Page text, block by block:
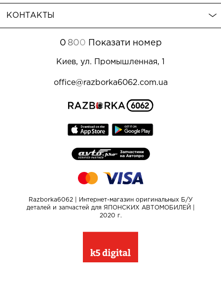
надежную службу Вашего авто. Мы с радостью поможем
подобрать расходники и запчасти, а также подскажем ответы на
КОНТАКТЫ
0 800 Показати номер
Киев, ул. Промышленная, 1
office@razborka6062.com.ua
Razborka6062 | Интернет-магазин оригинальных Б/У
деталей и запчастей для ЯПОНСКИХ АВТОМОБИЛЕЙ |
2020 г.